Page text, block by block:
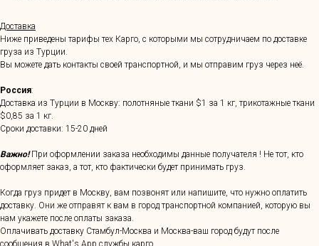
Доставка
Ниже приведены тарифы тех Карго, с которыми мы сотрудничаем по доставке
груза из Турции.
Вы можете дать контакты своей транспортной, и мы отправим груз через неё.
Россия:
Доставка из Турции в Москву: полотняные ткани $1 за 1 кг, трикотажные ткани
$0,85 за 1 кг.
Сроки доставки: 15-20 дней
Важно!При оформлении заказа необходимы данные получателя ! Не тот, кто
оформляет заказ, а тот, кто фактически будет принимать груз.
Когда груз придет в Москву, вам позвонят или напишите, что нужно оплатить
доставку. Они же отправят к вам в город транспортной компанией, которую вы
нам укажете после оплаты заказа.
Оплачивать доставку Стамбул-Москва и Москва-ваш город будут после
сообщения в What's App службы карго.